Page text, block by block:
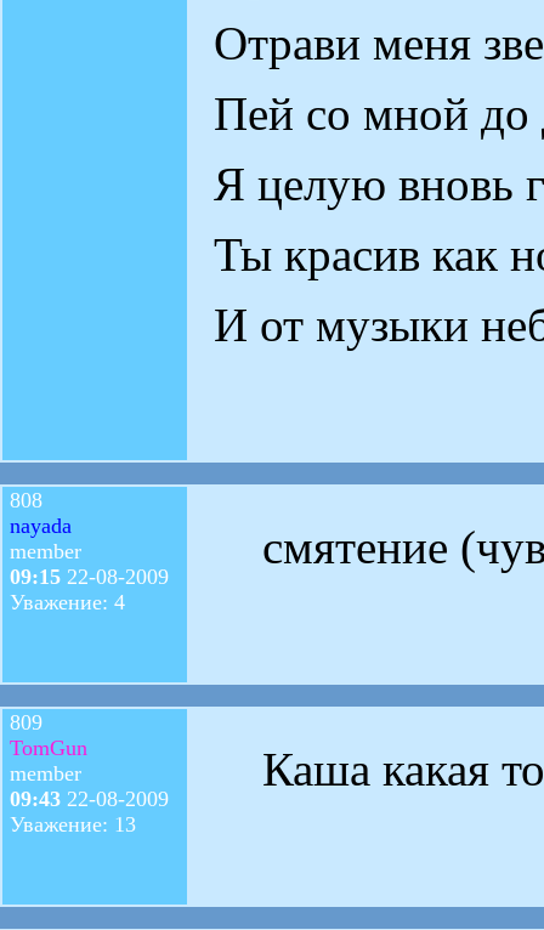
Отрави меня
Пей со мной
Я целую вновь
Ты красив как
И от музыки
808
nayada
member
09:15 22-08-2009
Уважение: 4
смятение
809
TomGun
member
09:43 22-08-2009
Уважение: 13
Каша какая то